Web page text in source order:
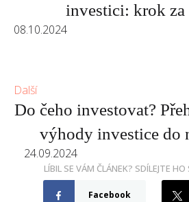
investici: krok za
08.10.2024
Další
Do čeho investovat?
výhody investice do
24.09.2024
LÍBIL SE VÁM ČLÁNEK? SDÍLEJTE
Facebook